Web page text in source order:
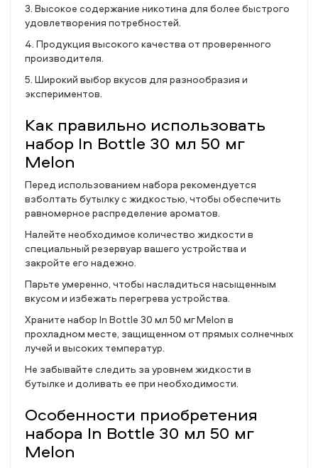
3. Высокое содержание никотина для более быстрого
удовлетворения потребностей.
4. Продукция высокого качества от проверенного
производителя.
5. Широкий выбор вкусов для разнообразия и
экспериментов.
Как правильно использовать
набор In Bottle 30 мл 50 мг
Melon
Перед использованием набора рекомендуется
взболтать бутылку с жидкостью, чтобы обеспечить
равномерное распределение ароматов.
Налейте необходимое количество жидкости в
специальный резервуар вашего устройства и
закройте его надежно.
Парьте умеренно, чтобы насладиться насыщенным
вкусом и избежать перегрева устройства.
Храните набор In Bottle 30 мл 50 мг Melon в
прохладном месте, защищенном от прямых солнечных
лучей и высоких температур.
Не забывайте следить за уровнем жидкости в
бутылке и доливать ее при необходимости.
Особенности приобретения
набора In Bottle 30 мл 50 мг
Melon